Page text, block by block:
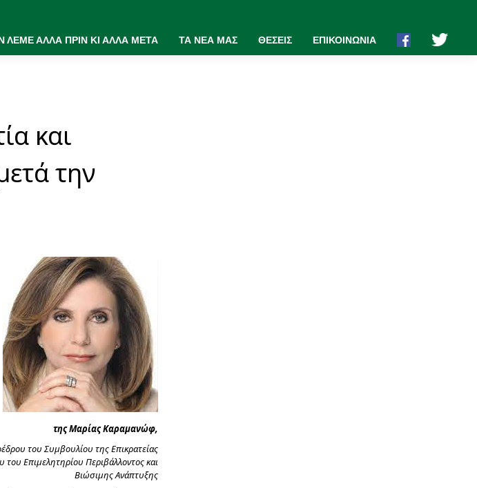
ΛΕΜΕ ΑΛΛΑ ΠΡΙΝ ΚΙ ΑΛΛΑ ΜΕΤΑ ΤΑ ΝΕΑ ΜΑΣ ΘΕΣΕΙΣ ΕΠΙΚΟΙΝΩΝΙΑ
και
την
της Μαρίας Καραμανώφ,
του Συμβουλίου της Επικρατείας
του Επιμελητηρίου Περιβάλλοντος και
Βιώσιμης Ανάπτυξης